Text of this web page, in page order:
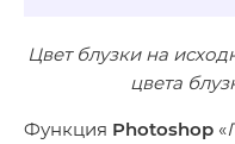
Цвет блузки на
цвета
Функция Photoshop «